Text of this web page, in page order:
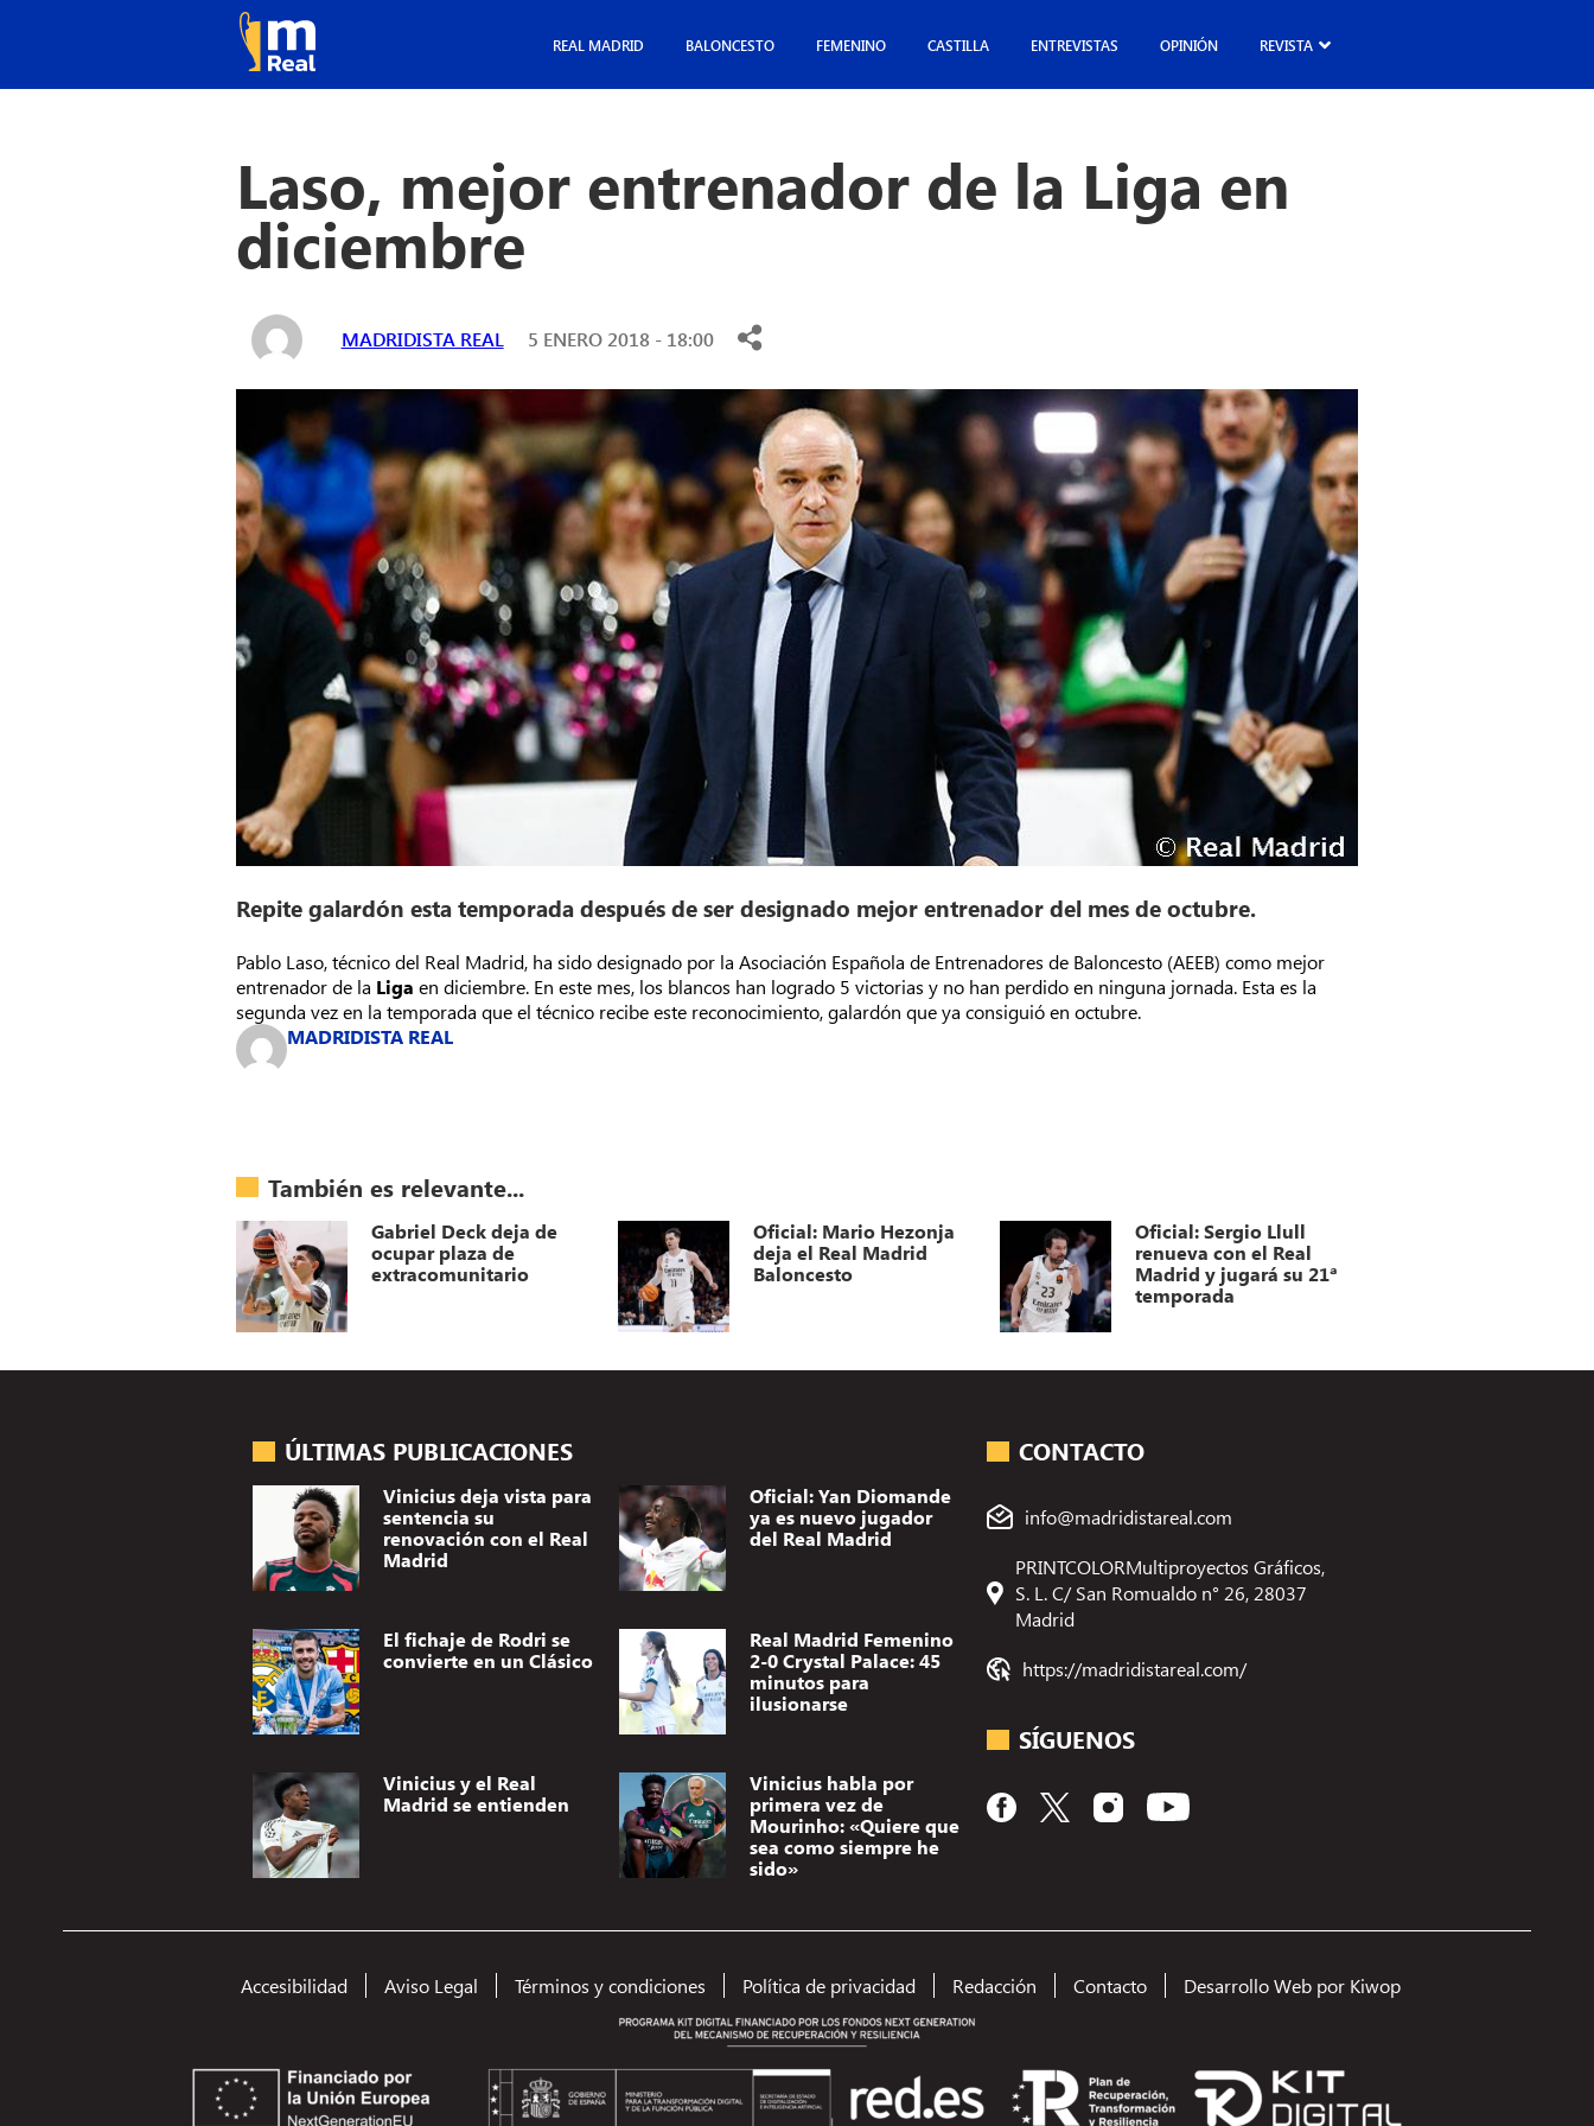
REAL MADRID BALONCESTO FEMENINO CASTILLA ENTREVISTAS OPINIÓN REVISTA
Laso, mejor entrenador de la Liga en
diciembre
MADRIDISTA REAL 5 ENERO 2018 - 18:00
Repite galardón esta temporada después de ser designado mejor entrenador del mes de octubre.
Pablo Laso, técnico del Real Madrid, ha sido designado por la Asociación Española de Entrenadores de Baloncesto (AEEB) como mejor
entrenador de la Ligaen diciembre. En este mes, los blancos han logrado 5 victorias y no han perdido en ninguna jornada. Esta es la
segunda vez en la temporada que el técnico recibe este reconocimiento, galardón que ya consiguió en octubre.
MADRIDISTA REAL
También es relevante...
Gabriel Deck deja de
ocupar plaza de
extracomunitario
Oficial: Mario Hezonja
deja el Real Madrid
Baloncesto
Oficial: Sergio Llull
renueva con el Real
Madrid y jugará su 21ª
temporada
ÚLTIMAS PUBLICACIONES
Vinicius deja vista para
sentencia su
renovación con el Real
Madrid
Oficial: Yan Diomande
ya es nuevo jugador
del Real Madrid
El fichaje de Rodri se
convierte en un Clásico
Real Madrid Femenino
2-0 Crystal Palace: 45
minutos para
ilusionarse
Vinicius y el Real
Madrid se entienden
Vinicius habla por
primera vez de
Mourinho: «Quiere que
sea como siempre he
sido»
CONTACTO
info@madridistareal.com
PRINTCOLORMultiproyectos Gráficos,
S. L. C/ San Romualdo n° 26, 28037
Madrid
https://madridistareal.com/
SÍGUENOS
Accesibilidad Aviso Legal Términos y condiciones Política de privacidad Redacción Contacto Desarrollo Web por Kiwop